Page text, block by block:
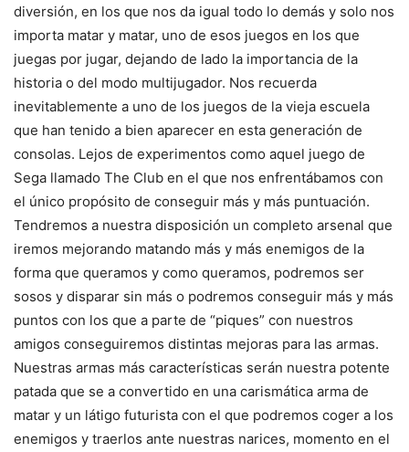
diversión, en los que nos da igual todo lo demás y solo nos
importa matar y matar, uno de esos juegos en los que
juegas por jugar, dejando de lado la importancia de la
historia o del modo multijugador. Nos recuerda
inevitablemente a uno de los juegos de la vieja escuela
que han tenido a bien aparecer en esta generación de
consolas. Lejos de experimentos como aquel juego de
Sega llamado The Club en el que nos enfrentábamos con
el único propósito de conseguir más y más puntuación.
Tendremos a nuestra disposición un completo arsenal que
iremos mejorando matando más y más enemigos de la
forma que queramos y como queramos, podremos ser
sosos y disparar sin más o podremos conseguir más y más
puntos con los que a parte de “piques” con nuestros
amigos conseguiremos distintas mejoras para las armas.
Nuestras armas más características serán nuestra potente
patada que se a convertido en una carismática arma de
matar y un látigo futurista con el que podremos coger a los
enemigos y traerlos ante nuestras narices, momento en el